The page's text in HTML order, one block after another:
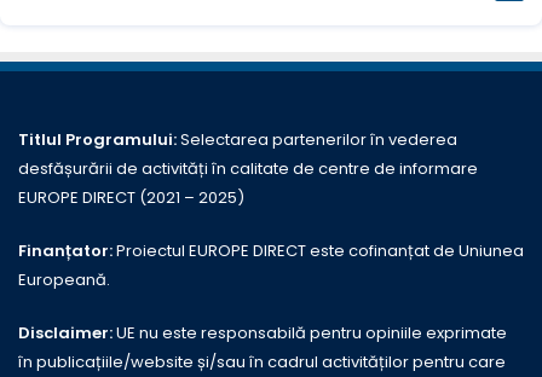
Titlul Programului:Selectarea partenerilor în vederea
desfășurării de activități în calitate de centre de informare
EUROPE DIRECT (2021 – 2025)
Finanțator:Proiectul EUROPE DIRECT este cofinanțat de Uniunea
Europeană.
Disclaimer:UE nu este responsabilă pentru opiniile exprimate
în publicațiile/website și/sau în cadrul activităților pentru care